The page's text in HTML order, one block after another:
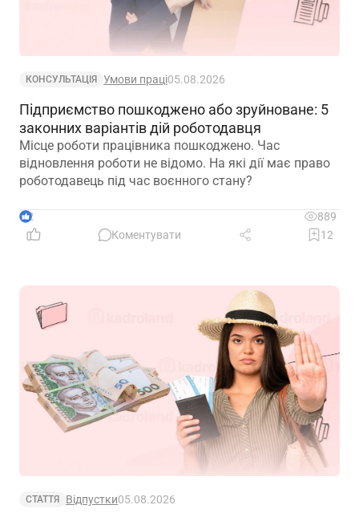
КОНСУЛЬТАЦІЯ Умови праці05.08.2026
Підприємство пошкоджено або зруйноване: 5
законних варіантів дій роботодавця
Місце роботи працівника пошкоджено. Час
відновлення роботи не відомо. На які дії має право
роботодавець під час воєнного стану?
2
889
Коментувати
12
СТАТТЯ Відпустки05.08.2026